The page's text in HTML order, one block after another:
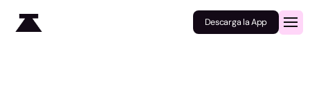
Descarga la App